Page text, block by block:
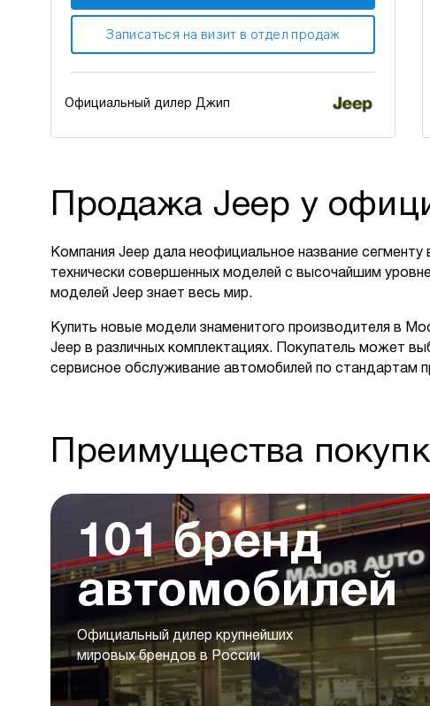
Записаться на визит в отдел продаж
Официальный дилер Джип
Продажа Jeep у
Компания Jeep дала неофициальное название
технически совершенных моделей с высочайшим
моделей Jeep знает весь мир.
Купить новые модели знаменитого производителя в
Jeep в различных комплектациях. Покупатель может
сервисное обслуживание автомобилей по стандартам
Преимущества
101 бренд
автомобилей
Официальный дилер крупнейших
мировых брендов в России